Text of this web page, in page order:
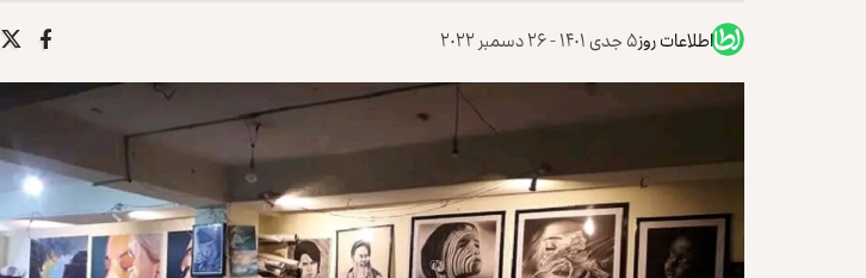
اطلاعات روز۵ جدی ۱۴۰۱ - ۲۶ دسمبر ۲۰۲۲